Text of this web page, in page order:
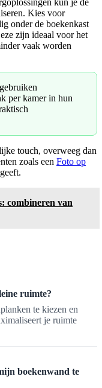
kun je de
Kies voor
onder de boekenkast
zijn ideaal voor het
vaak worden
per kamer in hun
touch, overweeg dan
zoals een Foto op
combineren van
ruimte?
te kiezen en
je ruimte
boekenwand te